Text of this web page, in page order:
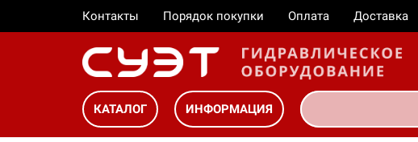
Контакты Порядок покупки Оплата Доставка
КАТАЛОГ ИНФОРМАЦИЯ